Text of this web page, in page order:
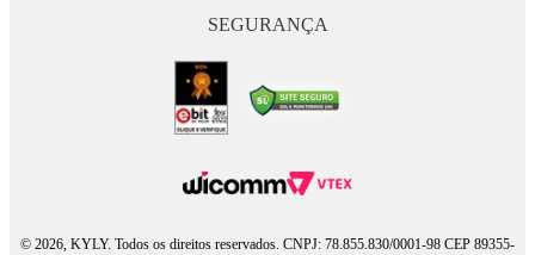
SEGURANÇA
© 2026, KYLY. Todos os direitos reservados. CNPJ: 78.855.830/0001-98 CEP 89355-